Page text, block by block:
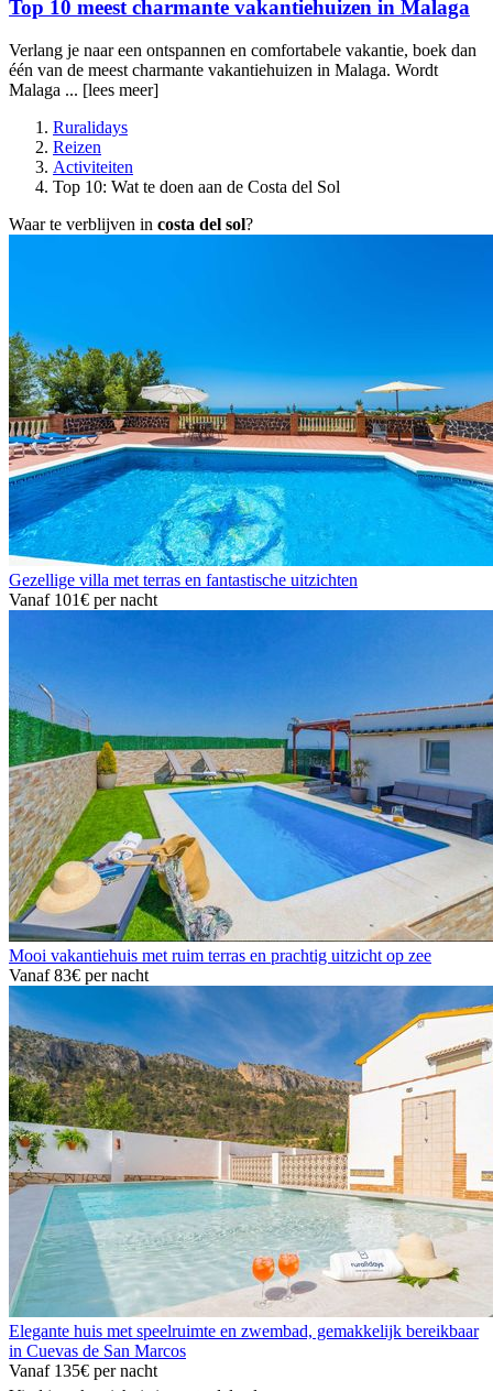
Top 10 meest charmante vakantiehuizen in Malaga
Verlang je naar een ontspannen en comfortabele vakantie, boek dan
één van de meest charmante vakantiehuizen in Malaga. Wordt
Malaga ... [lees meer]
Ruralidays
Reizen
Activiteiten
Top 10: Wat te doen aan de Costa del Sol
Waar te verblijven in costa del sol?
Gezellige villa met terras en fantastische uitzichten
Vanaf 101€ per nacht
Mooi vakantiehuis met ruim terras en prachtig uitzicht op zee
Vanaf83€ per nacht
Elegante huis met speelruimte en zwembad, gemakkelijk bereikbaar
in Cuevas de San Marcos
Vanaf 135€ per nacht